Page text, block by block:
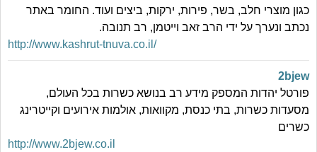
כגון מוצרי חלב, בשר, פירות, ירקות, ביצים ועוד. החומר באתר
נכתב ונערך על ידי הרב זאב וייטמן, רב תנובה.
http://www.kashrut-tnuva.co.il/
2bjew
פורטל יהדות המספק מידע רב בנושא כשרות בכל העולם,
מסעדות כשרות, בתי כנסת, מקוואות, אולמות אירועים וקייטרינג
כשרים
http://www.2bjew.co.il